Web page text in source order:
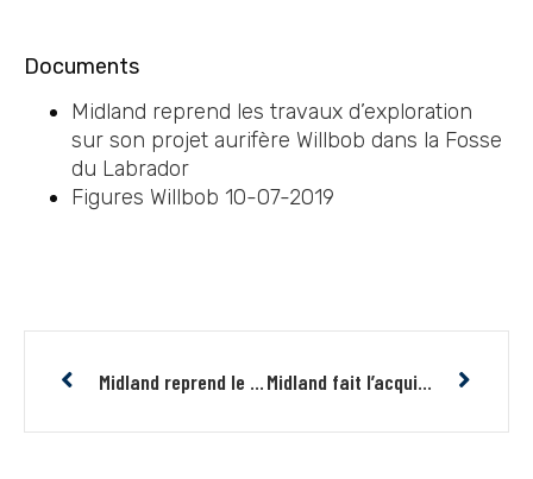
Documents
Midland reprend les travaux d’exploration
sur son projet aurifère Willbob dans la Fosse
du Labrador
Figures Willbob 10-07-2019
Midland reprend le forage et l’exploration de surface à Mythril Midland fait l’acquisition du projet à cuivre-or-molybdène McDuff, Baie-James, Québec